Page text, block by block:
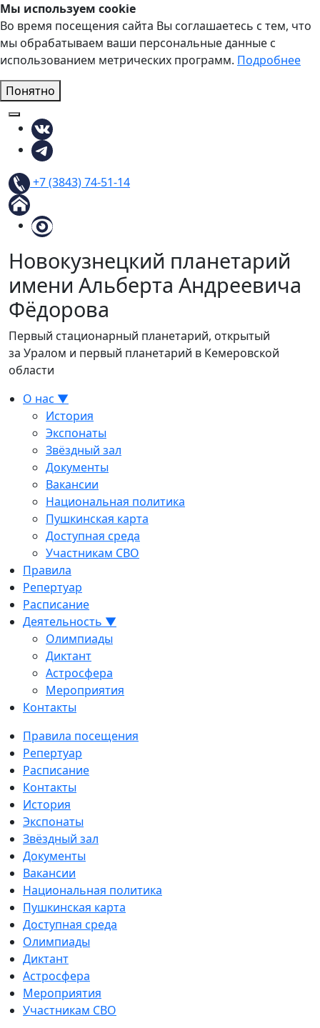
Мы используем cookie
Во время посещения сайта Вы соглашаетесь с тем, что
мы обрабатываем ваши персональные данные с
использованием метрических программ. Подробнее
Понятно
Мы в ВКонтакте
Мы в Телеграм
Наш телефон
+7 (3843) 74-51-14
На главную страницу
Версия для слабовидящих
Новокузнецкий планетарий
имени Альберта Андреевича
Фёдорова
Первый стационарный планетарий, открытый
за Уралом и первый планетарий в Кемеровской
области
О нас ▼
История
Экспонаты
Звёздный зал
Документы
Вакансии
Национальная политика
Пушкинская карта
Доступная среда
Участникам СВО
Правила
Репертуар
Расписание
Деятельность ▼
Олимпиады
Диктант
Астросфера
Мероприятия
Контакты
Правила посещения
Репертуар
Расписание
Контакты
История
Экспонаты
Звёздный зал
Документы
Вакансии
Национальная политика
Пушкинская карта
Доступная среда
Олимпиады
Диктант
Астросфера
Мероприятия
Участникам СВО